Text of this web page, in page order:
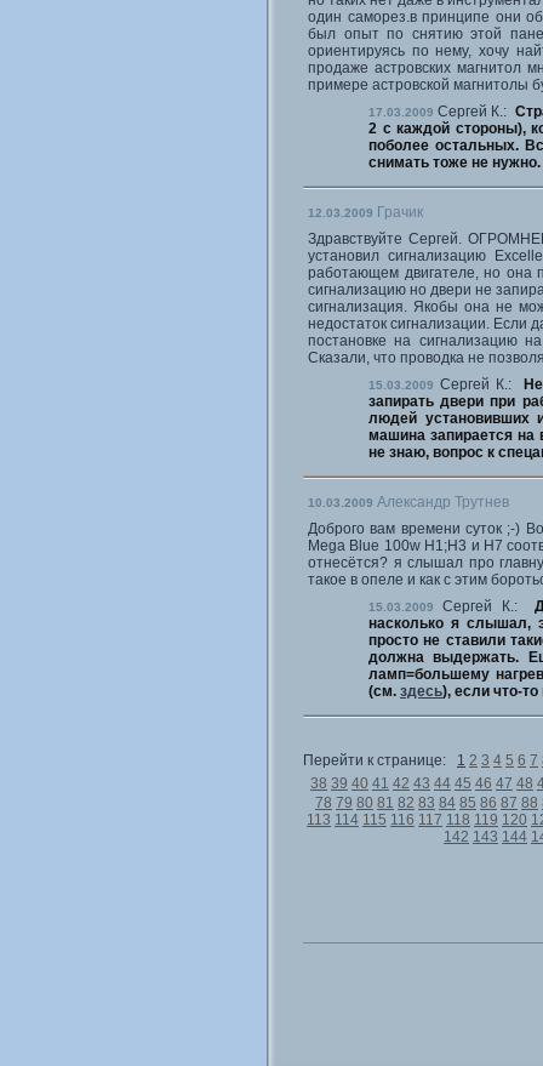
один саморез.в принципе они
был опыт по снятию этой
ориентируясь по нему, хочу
продаже астровских магнитол
примере астровской магнитолы
17.03.2009 Сергей К.:
2 с каждой стороны),
поболее остальных.
снимать тоже не нужно.
12.03.2009 Грачик
Здравствуйте Сергей.
установил сигнализацию
работающем двигателе, но она
сигнализацию но двери не
сигнализация. Якобы она не
недостаток сигнализации. Если
постановке на сигнализацию
Сказали, что проводка не
15.03.2009 Сергей К.:
запирать двери при
людей установивших
машина запирается на
не знаю, вопрос к
10.03.2009 Александр Трутнев
Доброго вам времени суток ;-)
Mega Blue 100w H1;H3 и H7
отнесётся? я слышал про
такое в опеле и как с этим
15.03.2009 Сергей К.:
насколько я слышал,
просто не ставили
должна выдержать.
ламп=большему
(см. здесь), если что-
Перейти к странице: 1 2 3 4 5 6 7
38 39 40 41 42 43 44 45 46 47 48
78 79 80 81 82 83 84 85 86 87 88
113 114 115 116 117 118 119 120
142 143 144